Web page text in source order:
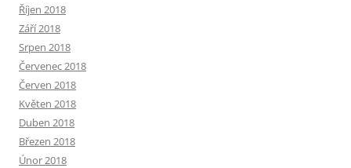
Říjen 2018
Září 2018
Srpen 2018
Červenec 2018
Červen 2018
Květen 2018
Duben 2018
Březen 2018
Únor 2018